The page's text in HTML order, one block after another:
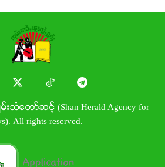
မ်းသံတော်ဆင့် (Shan Herald Agency for
All rights reserved.